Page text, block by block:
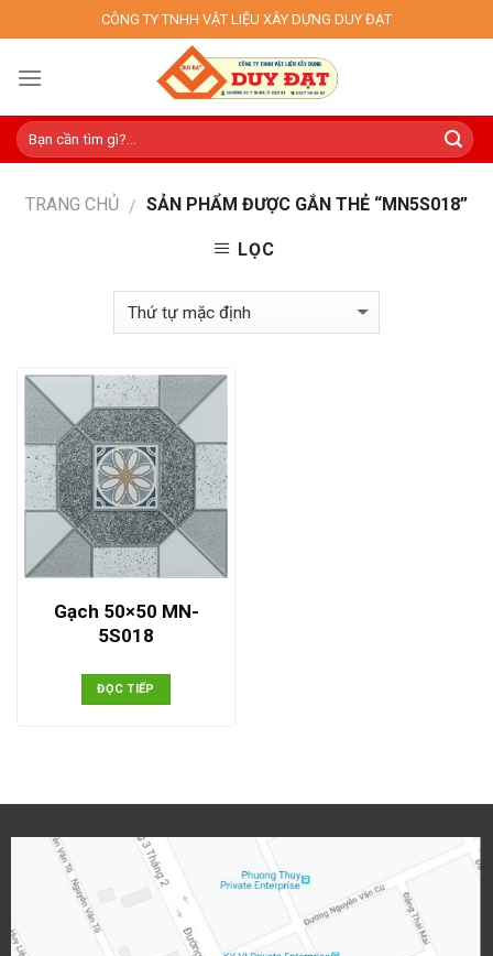
to
content
CÔNG TY TNHH VẬT LIỆU XÂY DỰNG DUY ĐẠT
TRANG CHỦ / SẢN PHẨM ĐƯỢC GẮN THẺ “MN5S018”
LỌC
Gạch 50×50 MN-
5S018
ĐỌC TIẾP